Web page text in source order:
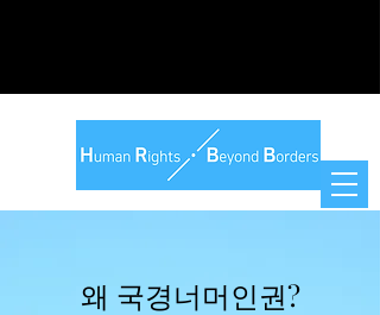
왜 국경너머인권?